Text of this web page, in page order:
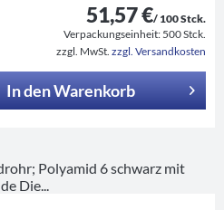
51,57 €/ 100 Stck.
Verpackungseinheit: 500 Stck.
zzgl. MwSt. zzgl. Versandkosten
In denWarenkorb
Polyamid 6 schwarz mit
Die...